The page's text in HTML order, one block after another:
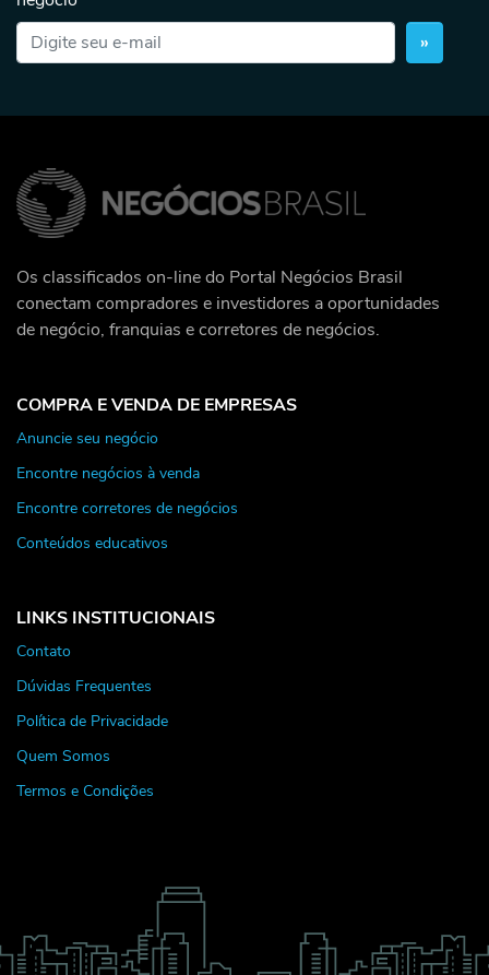
»
Os classificados on-line do Portal Negócios Brasil
conectam compradores e investidores a oportunidades
de negócio, franquias e corretores de negócios.
COMPRA E VENDA DE EMPRESAS
Anuncie seu negócio
Encontre negócios à venda
Encontre corretores de negócios
Conteúdos educativos
LINKS INSTITUCIONAIS
Contato
Dúvidas Frequentes
Política de Privacidade
Quem Somos
Termos e Condições